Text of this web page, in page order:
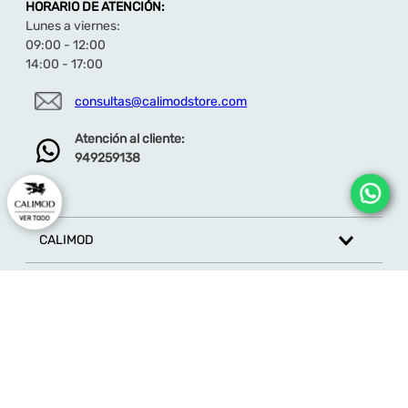
hacen ideal para el uso diario, mientras que sus
acabados y detalles la elevan como una opción de
tendencia.Descubre toda la colección de botas y
botines aquí
HORARIO DE ATENCIÓN:
Lunes a viernes:
09:00 - 12:00
14:00 - 17:00
consultas@calimodstore.com
Atención al cliente:
949259138
CALIMOD